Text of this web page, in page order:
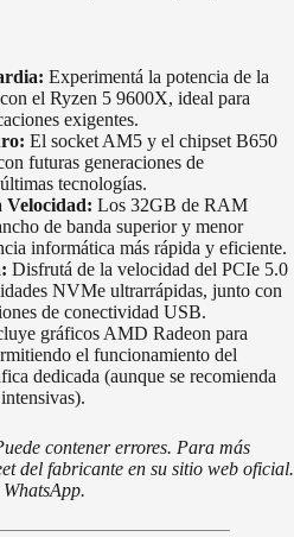
Experimentá la potencia de la
el Ryzen 5 9600X, ideal para
exigentes.
El socket AM5 y el chipset B650
futuras generaciones de
tecnologías.
Velocidad: Los 32GB de RAM
de banda superior y menor
informática más rápida y eficiente.
Disfrutá de la velocidad del PCIe 5.0
NVMe ultrarrápidas, junto con
de conectividad USB.
gráficos AMD Radeon para
el funcionamiento del
dedicada (aunque se recomienda
contener errores. Para más
del fabricante en su sitio web oficial.